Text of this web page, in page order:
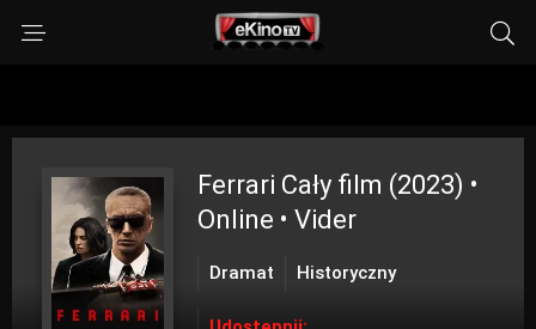
Ferrari Cały film (2023) •
Online • Vider
Dramat Historyczny